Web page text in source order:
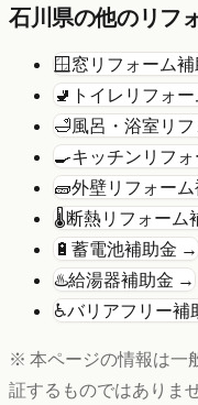
石川県の他のリフ
🪟 窓リフォーム
🚽 トイレリフォ
🛁風呂・浴室リ
🍳キッチンリフ
🧱外壁リフォーム
🌡️断熱リフォーム
🔋 蓄電池補助金 →
♨️給湯器補助金 →
♿バリアフリー補
※ 本ページの情報は一
証するものではありま